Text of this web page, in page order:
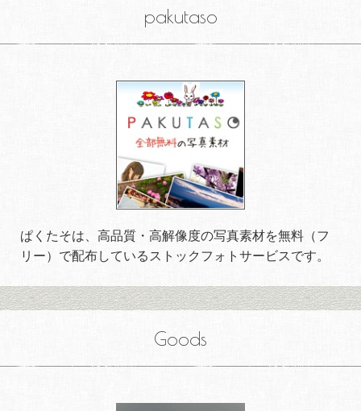
pakutaso
ぱくたそは、高品質・高解像度の写真素材を無料（フ
リー）で配布しているストックフォトサービスです。
Goods